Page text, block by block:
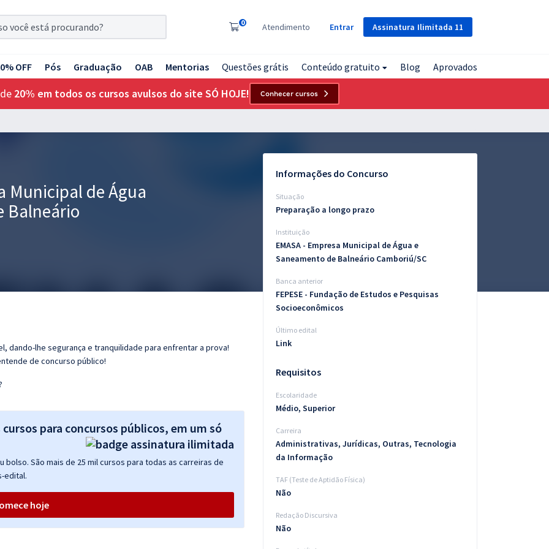
Assinatura Ilimitada 11
0 Atendimento Entrar
OFF Pós Graduação OAB Mentorias Questões grátis Conteúdo gratuito Blog Aprovados
20% em todos os cursos avulsos do site SÓ HOJE! Conhecer cursos
Municipal de Água
Balneário
dando-lhe segurança e tranquilidade para enfrentar a prova!
de concurso público!
para concursos públicos, em um só
São mais de 25 mil cursos para todas as carreiras de
edital.
hoje
Informações do Concurso
Situação
Preparação a longo prazo
Instituição
EMASA - Empresa Municipal de Água e
Saneamento de Balneário Camboriú/SC
Banca anterior
FEPESE - Fundação de Estudos e Pesquisas
Socioeconômicos
Último edital
Link
Requisitos
Escolaridade
Médio, Superior
Carreira
Administrativas, Jurídicas, Outras, Tecnologia
da Informação
TAF (Teste de Aptidão Física)
Não
Redação Discursiva
Não